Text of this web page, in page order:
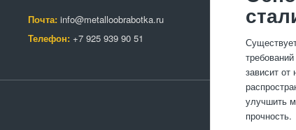
Почта: info@metalloobrabotka.ru
Телефон: +7 925 939 90 51
зависит
улучшить
прочность.